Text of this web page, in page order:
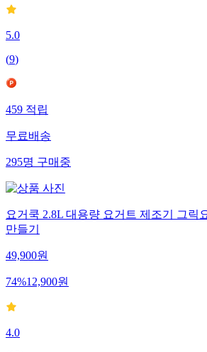
5.0
(9)
459적립
무료배송
295명구매중
요거쿡 2.8L 대용량 요거트 제조기 그릭
만들기
49,900원
74%12,900원
4.0